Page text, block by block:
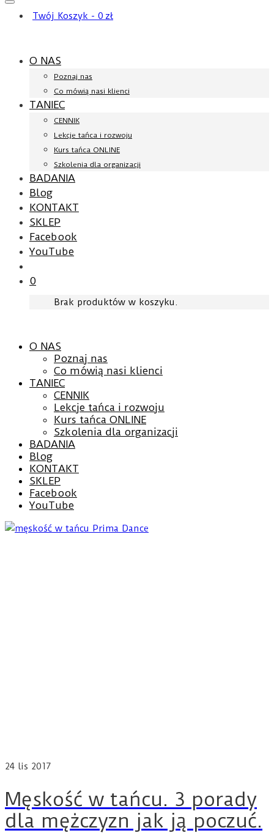
Twój Koszyk - 0 zł
O NAS
Poznaj nas
Co mówią nasi klienci
TANIEC
CENNIK
Lekcje tańca i rozwoju
Kurs tańca ONLINE
Szkolenia dla organizacji
BADANIA
Blog
KONTAKT
SKLEP
Facebook
YouTube
0
Brak produktów w koszyku.
O NAS
Poznaj nas
Co mówią nasi klienci
TANIEC
CENNIK
Lekcje tańca i rozwoju
Kurs tańca ONLINE
Szkolenia dla organizacji
BADANIA
Blog
KONTAKT
SKLEP
Facebook
YouTube
24 lis 2017
Męskość w tańcu. 3 porady
dla mężczyzn jak ją poczuć.